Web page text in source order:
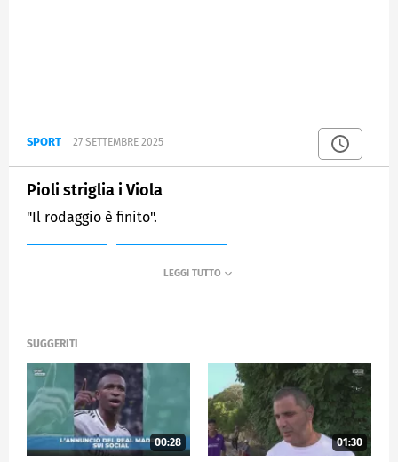
SPORT 27 SETTEMBRE 2025
Pioli striglia i Viola
"Il rodaggio è finito".
SUGGERITI
00:28 01:30